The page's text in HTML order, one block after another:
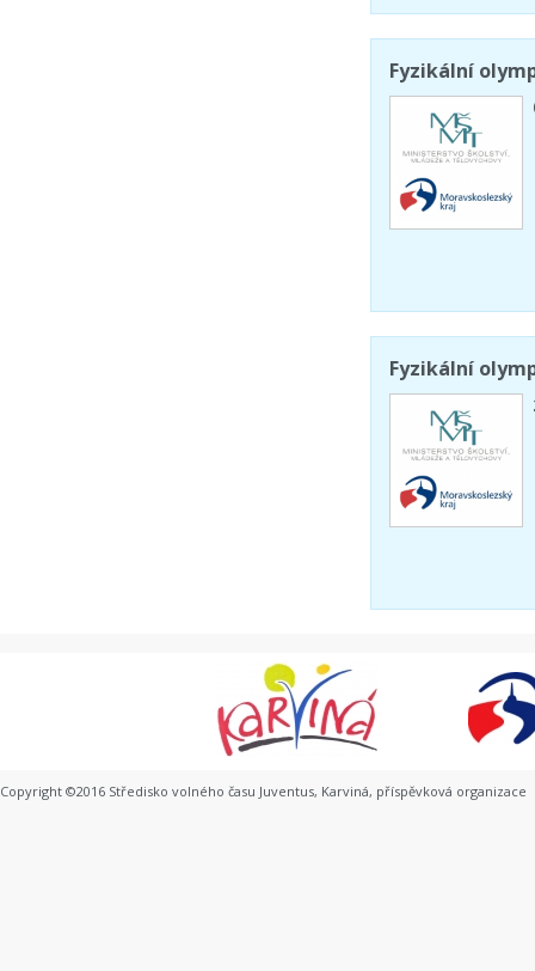
Fyzikální
Fyzikální
Copyright ©2016 Středisko volného času Juventus, Karviná, příspěvková organizace